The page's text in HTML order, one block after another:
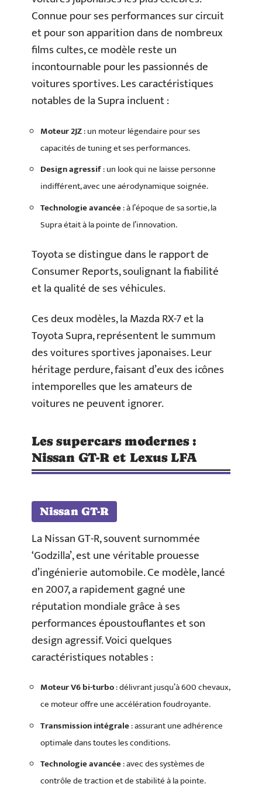
Connue pour ses performances sur circuit
et pour son apparition dans de nombreux
films cultes, ce modèle reste un
incontournable pour les passionnés de
voitures sportives. Les caractéristiques
notables de la Supra incluent :
Moteur 2JZ: un moteur légendaire pour ses
capacités de tuning et ses performances.
Design agressif: un look qui ne laisse personne
indifférent, avec une aérodynamique soignée.
Technologie avancée: à l’époque de sa sortie, la
Supra était à la pointe de l’innovation.
Toyota se distingue dans le rapport de
Consumer Reports, soulignant la fiabilité
et la qualité de ses véhicules.
Ces deux modèles, la Mazda RX-7 et la
Toyota Supra, représentent le summum
des voitures sportives japonaises. Leur
héritage perdure, faisant d’eux des icônes
intemporelles que les amateurs de
voitures ne peuvent ignorer.
Les supercars modernes :
Nissan GT-R et Lexus LFA
Nissan GT-R
La Nissan GT-R, souvent surnommée
‘Godzilla’, est une véritable prouesse
d’ingénierie automobile. Ce modèle, lancé
en 2007, a rapidement gagné une
réputation mondiale grâce à ses
performances époustouflantes et son
design agressif. Voici quelques
caractéristiques notables :
Moteur V6 bi-turbo: délivrant jusqu’à 600 chevaux,
ce moteur offre une accélération foudroyante.
Transmission intégrale: assurant une adhérence
optimale dans toutes les conditions.
Technologie avancée: avec des systèmes de
contrôle de traction et de stabilité à la pointe.